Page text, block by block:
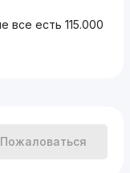
все есть 115.000
Пожаловаться